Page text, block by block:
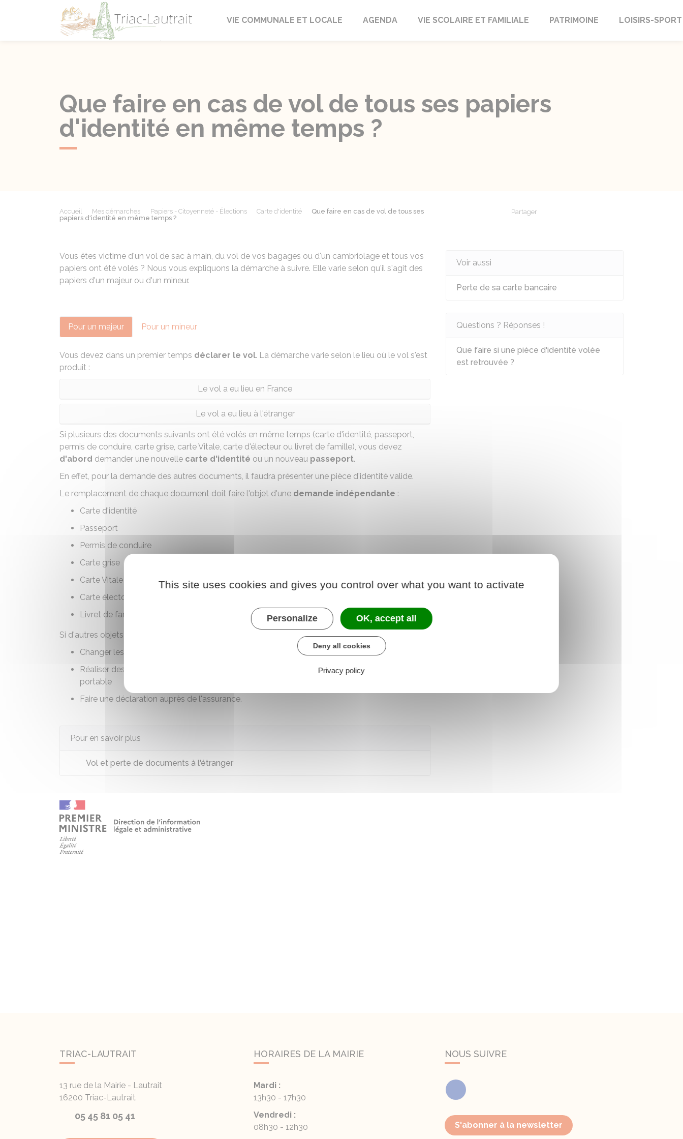
Triac-Lautrait
VIE COMMUNALE ET LOCALE AGENDA VIE SCOLAIRE ET FAMILIALE PATRIMOINE LOISIRS-SPORT
Que faire en cas de vol de tous ses papiers
d'identité en même temps ?
Accueil Mes démarches Papiers - Citoyenneté - Élections Carte d'identité
Que faire en cas de vol de tous ses
papiers d'identité en même temps ?
Partager
Vous êtes victime d'un vol de sac à main, du vol de vos bagages ou d'un cambriolage et tous vos
papiers ont été volés ? Nous vous expliquons la démarche à suivre. Elle varie selon qu'il s'agit des
papiers d'un majeur ou d'un mineur.
Pour un majeur Pour un mineur
Vous devez dans un premier temps déclarer le vol. La démarche varie selon le lieu où le vol s'est
produit :
Le vol a eu lieu en France
Le vol a eu lieu à l'étranger
Si plusieurs des documents suivants ont été volés en même temps (carte d'identité, passeport,
permis de conduire, carte grise, carte Vitale, carte d'électeur ou livret de famille), vous devez
d'abord demander une nouvelle carte d'identité ou un nouveau passeport.
En effet, pour la demande des autres documents, il faudra présenter une pièce d'identité valide.
Le remplacement de chaque document doit faire l'objet d'une demande indépendante :
Carte d'identité
Passeport
Permis de conduire
Carte grise
Carte Vitale
Carte électorale
Livret de famille
Si d'autres objets ont été volés, il faudra faire des démarches supplémentaires :
Changer les serrures en cas de vol de clés si votre adresse est connue des auteurs du vol
Réaliser des démarches auprès de l'opérateur téléphonique en cas devol de téléphone
portable
Faire une déclaration auprès de l'assurance.
Pour en savoir plus
Vol et perte de documents à l'étranger
Voir aussi
Perte de sa carte bancaire
Questions ? Réponses !
Que faire si une pièce d'identité volée
est retrouvée ?
TRIAC-LAUTRAIT
13 rue de la Mairie - Lautrait
16200 Triac-Lautrait
05 45 81 05 41
HORAIRES DE LA MAIRIE
Mardi :
13h30 - 17h30
Vendredi :
08h30 - 12h30
NOUS SUIVRE
Facebook
S'abonner à la newsletter
This site uses cookies and gives you control over what you want to activate
Personalize OK, accept all
Deny all cookies
Privacy policy